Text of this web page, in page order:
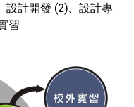
設計開發 (2)、設計專
習